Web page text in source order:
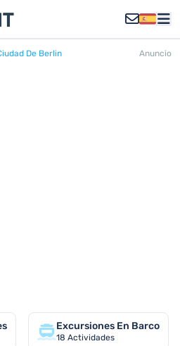
De Berlin Anuncio
Excursiones En Barco
18 Actividades